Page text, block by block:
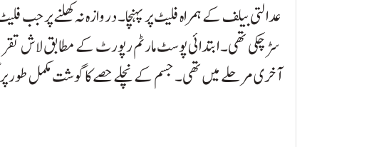
عدالتی بیلف کے ہمراہ فلیٹ پر پہنچا۔ دروازہ نہ کھلنے پر جب
آخری مرحلے میں تھی۔ جسم کے نچلے حصے کا گوشت مکمل طور